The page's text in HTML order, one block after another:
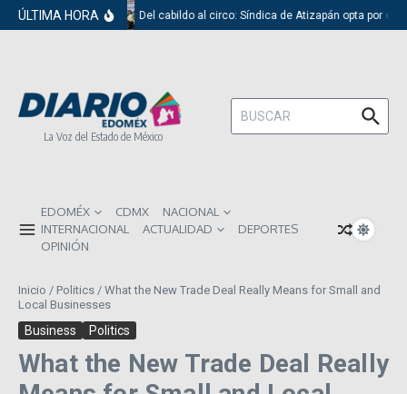
Saltar al contenido
ÚLTIMA HORA Del cabildo al circo: Síndica de Atizapán opta por el
La Voz del Estado de México
Buscar:
EDOMÉX CDMX
NACIONAL
INTERNACIONAL
ACTUALIDAD
DEPORTES
OPINIÓN
Inicio / Politics / What the New Trade Deal Really Means for Small and
Local Businesses
Business Politics
What the New Trade Deal Really